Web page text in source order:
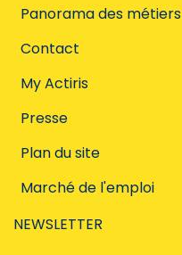
Panorama des métiers
Contact
My Actiris
Presse
Plan du site
Marché de l'emploi
NEWSLETTER